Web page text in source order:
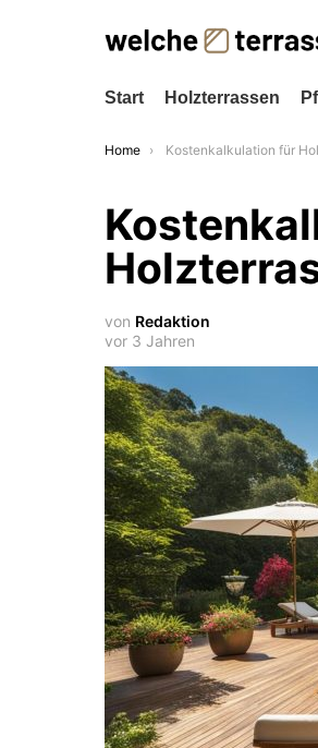
Start Holzterrassen
You are here:
Home Kostenkalkulation für
von Redaktion
vor 3 Jahren